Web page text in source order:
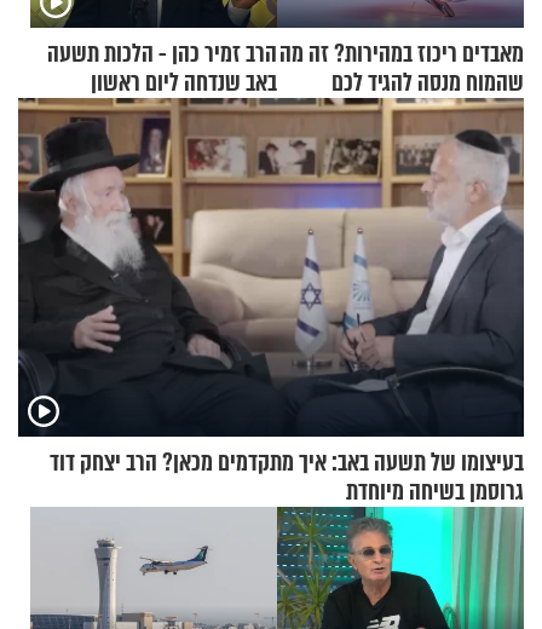
מאבדים ריכוז במהירות? זה מה
שהמוח מנסה להגיד לכם
הרב זמיר כהן - הלכות תשעה
באב שנדחה ליום ראשון
בעיצומו של תשעה באב: איך מתקדמים מכאן? הרב יצחק דוד
גרוסמן בשיחה מיוחדת